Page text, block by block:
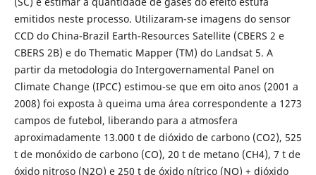
emitidos neste processo. Utilizaram-se imagens do sensor
CCD do China-Brazil Earth-Resources Satellite (CBERS 2 e
CBERS 2B) e do Thematic Mapper (TM) do Landsat 5. A
partir da metodologia do Intergovernamental Panel on
Climate Change (IPCC) estimou-se que em oito anos (2001 a
2008) foi exposta à queima uma área correspondente a 1273
campos de futebol, liberando para a atmosfera
aproximadamente 13.000 t de dióxido de carbono (CO2), 525
t de monóxido de carbono (CO), 20 t de metano (CH4), 7 t de
óxido nitroso (N2O) e 250 t de óxido nítrico (NO) + dióxido